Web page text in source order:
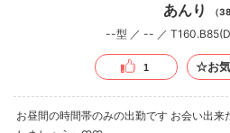
あんり （
--型 ／ -- ／
1 ☆お気
お昼間の時間帯のみの出勤です お会い出